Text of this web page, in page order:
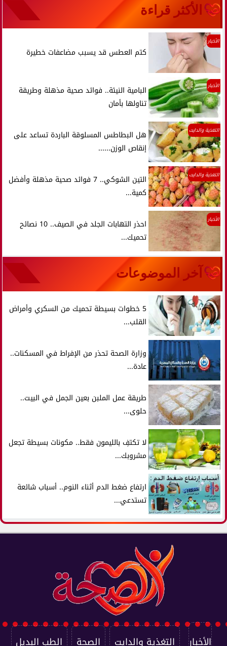
الأكثر قراءة
الأخبار
كتم العطس قد يسبب مضاعفات خطيرة
الأخبار
البامية النيئة.. فوائد صحية مذهلة وطريقة
تناولها بأمان
التغذية والدايت
هل البطاطس المسلوقة الباردة تساعد على
إنقاص الوزن......
التغذية والدايت
التين الشوكي.. 7 فوائد صحية مذهلة وأفضل
كمية...
الأخبار
احذر التهابات الجلد في الصيف.. 10 نصائح
تحميك...
آخر الموضوعات
5 خطوات بسيطة تحميك من السكري وأمراض
القلب...
وزارة الصحة تحذر من الإفراط في المسكنات..
عادة...
طريقة عمل الملبن بعين الجمل في البيت..
حلوى...
لا تكتفِ بالليمون فقط.. مكونات بسيطة تجعل
مشروبك...
ارتفاع ضغط الدم أثناء النوم.. أسباب شائعة
تستدعي...
الأخبار التغذية والدايت الصحة الطب البديل